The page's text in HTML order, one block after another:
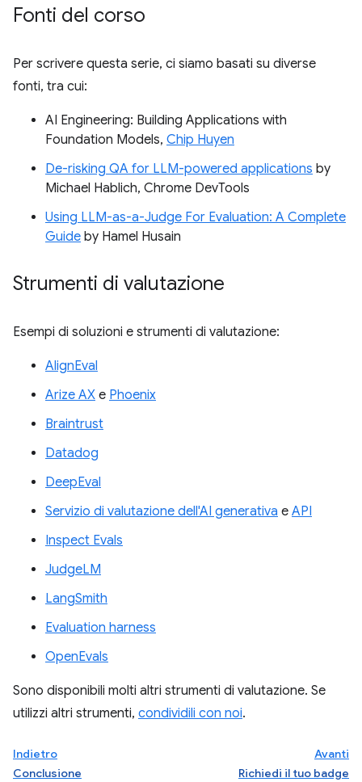
Fonti del corso
Per scrivere questa serie, ci siamo basati su diverse
fonti, tra cui:
AI Engineering: Building Applications with
Foundation Models, Chip Huyen
De-risking QA for LLM-powered applications by
Michael Hablich, Chrome DevTools
Using LLM-as-a-Judge For Evaluation: A Complete
Guide by Hamel Husain
Strumenti di valutazione
Esempi di soluzioni e strumenti di valutazione:
AlignEval
Arize AX e Phoenix
Braintrust
Datadog
DeepEval
Servizio di valutazione dell'AI generativa e API
Inspect Evals
JudgeLM
LangSmith
Evaluation harness
OpenEvals
Sono disponibili molti altri strumenti di valutazione. Se
utilizzi altri strumenti, condividili con noi.
Indietro
Conclusione
Avanti
Richiedi il tuo badge